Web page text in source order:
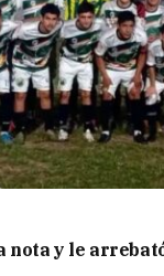
nota y le